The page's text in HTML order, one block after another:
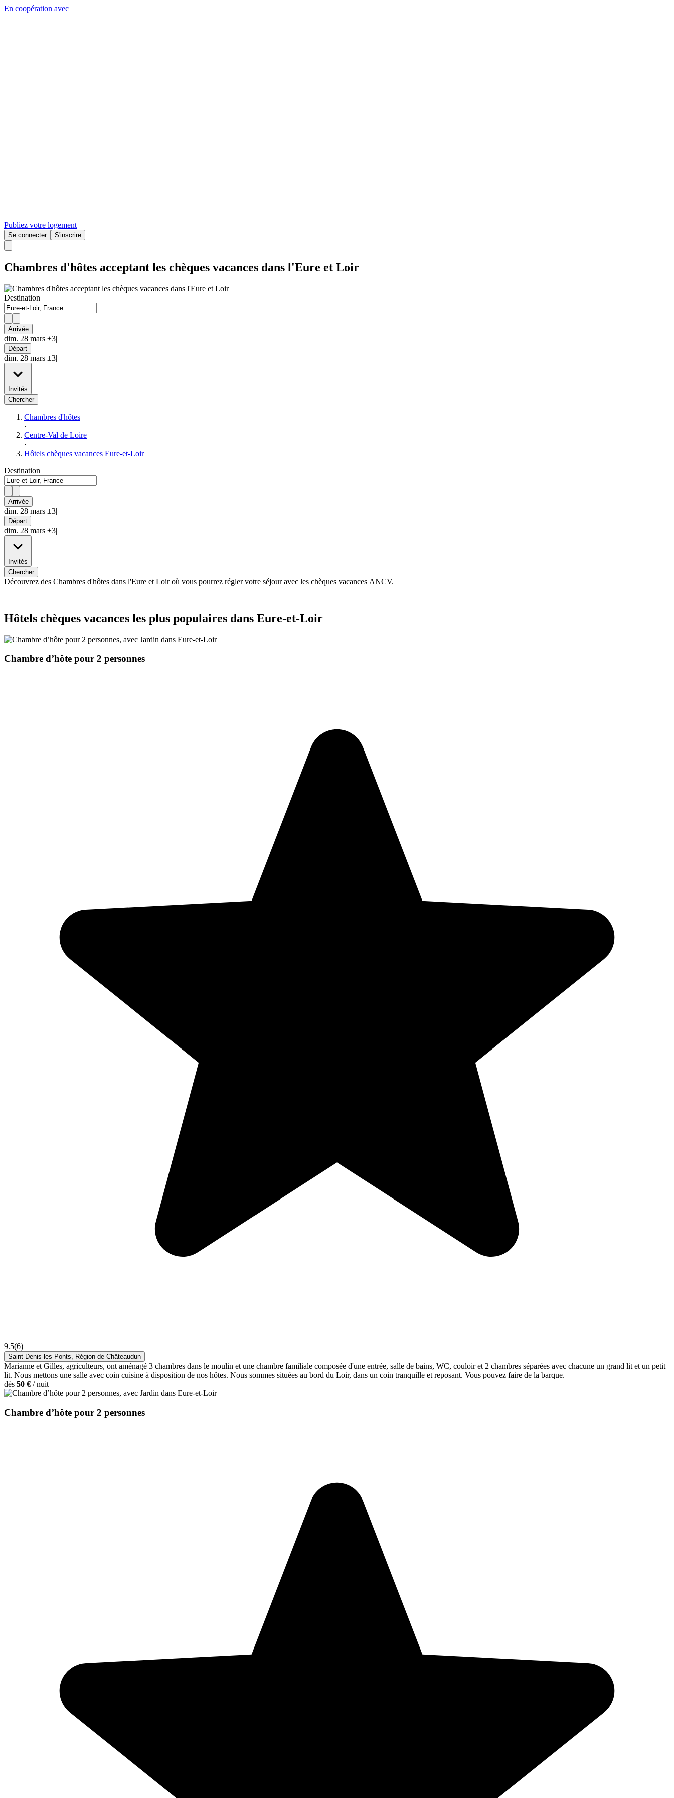
En coopération avec
Publiez votre logement
Se connecter S'inscrire
Chambres d'hôtes acceptant les chèques vacances dans l'Eure et Loir
Destination
Arrivée
dim. 28 mars ±3|
Départ
dim. 28 mars ±3|
Invités
Chercher
Chambres d'hôtes
·
Centre-Val de Loire
·
Hôtels chèques vacances Eure-et-Loir
Destination
Arrivée
dim. 28 mars ±3|
Départ
dim. 28 mars ±3|
Invités
Chercher
Découvrez des Chambres d'hôtes dans l'Eure et Loir où vous pourrez régler votre séjour avec les chèques vacances ANCV.
Hôtels chèques vacances les plus populaires dans Eure-et-Loir
Chambre d’hôte pour 2 personnes
9.5(6)
Saint-Denis-les-Ponts, Région de Châteaudun
Marianne et Gilles, agriculteurs, ont aménagé 3 chambres dans le moulin et une chambre familiale composée d'une entrée, salle de bains, WC, couloir et 2 chambres séparées avec chacune un grand lit et un petit
lit. Nous mettons une salle avec coin cuisine à disposition de nos hôtes. Nous sommes situées au bord du Loir, dans un coin tranquille et reposant. Vous pouvez faire de la barque.
dès 50 € /nuit
Chambre d’hôte pour 2 personnes